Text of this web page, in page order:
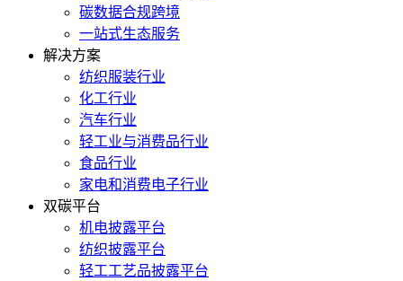
碳数据合规跨境
一站式生态服务
解决方案
纺织服装行业
化工行业
汽车行业
轻工业与消费品行业
食品行业
家电和消费电子行业
双碳平台
机电披露平台
纺织披露平台
轻工工艺品披露平台